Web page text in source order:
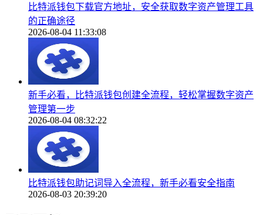
比特派钱包下载官方地址，安全获取数字资产管理工具
的正确途径
2026-08-04 11:33:08
新手必看，比特派钱包创建全流程，轻松掌握数字资产
管理第一步
2026-08-04 08:32:22
比特派钱包助记词导入全流程，新手必看安全指南
2026-08-03 20:39:20